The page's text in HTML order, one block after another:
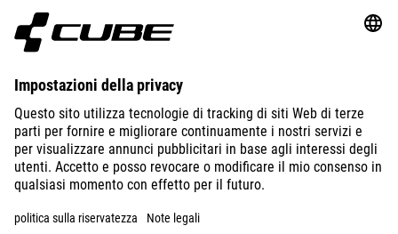
ABOUT US
EXPLORE